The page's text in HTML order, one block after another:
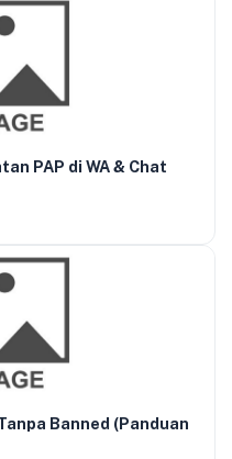
PAP di WA & Chat
Banned (Panduan